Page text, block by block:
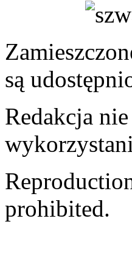
są
Redakcja
prohibited.